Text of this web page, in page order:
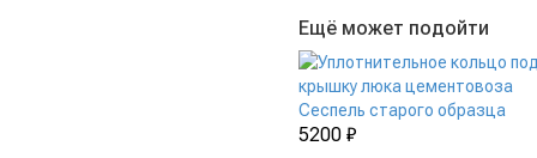
Ещё может подойти
5200 ₽